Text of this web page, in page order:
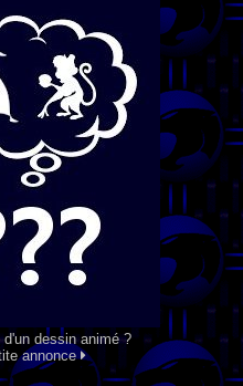
dessin animé ?
annonce